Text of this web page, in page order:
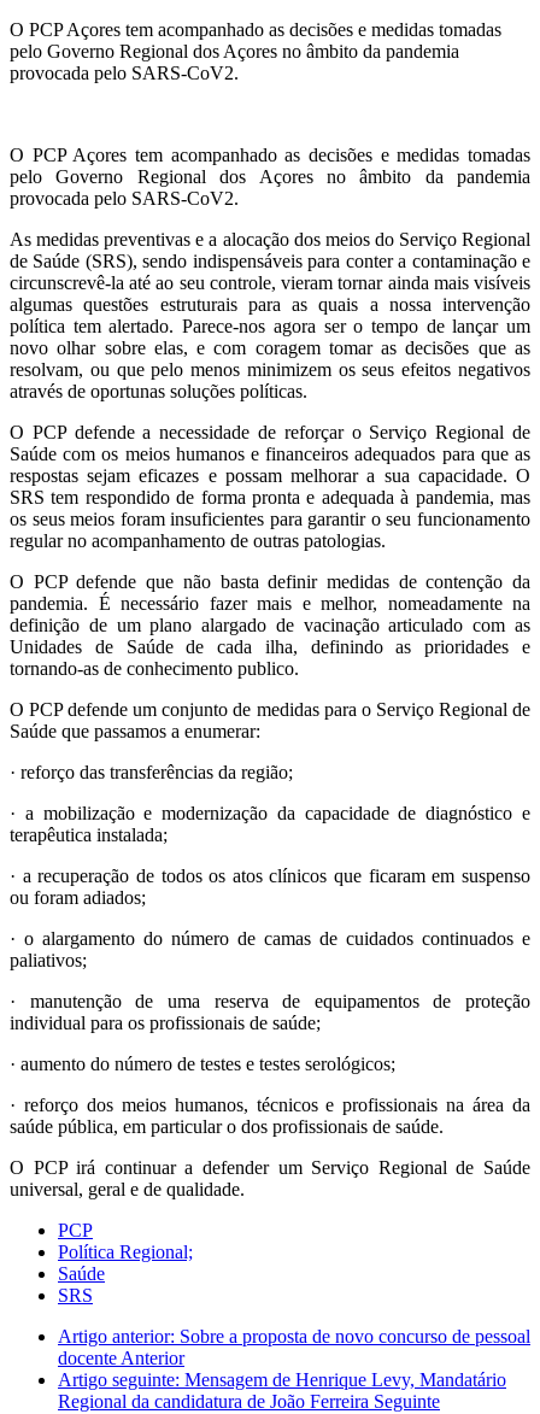
O PCP Açores tem acompanhado as decisões e medidas tomadas
pelo Governo Regional dos Açores no âmbito da pandemia
provocada pelo SARS-CoV2.
O PCP Açores tem acompanhado as decisões e medidas tomadas
pelo Governo Regional dos Açores no âmbito da pandemia
provocada pelo SARS-CoV2.
As medidas preventivas e a alocação dos meios do Serviço Regional
de Saúde (SRS), sendo indispensáveis para conter a contaminação e
circunscrevê-la até ao seu controle, vieram tornar ainda mais visíveis
algumas questões estruturais para as quais a nossa intervenção
política tem alertado. Parece-nos agora ser o tempo de lançar um
novo olhar sobre elas, e com coragem tomar as decisões que as
resolvam, ou que pelo menos minimizem os seus efeitos negativos
através de oportunas soluções políticas.
O PCP defende a necessidade de reforçar o Serviço Regional de
Saúde com os meios humanos e financeiros adequados para que as
respostas sejam eficazes e possam melhorar a sua capacidade. O
SRS tem respondido de forma pronta e adequada à pandemia, mas
os seus meios foram insuficientes para garantir o seu funcionamento
regular no acompanhamento de outras patologias.
O PCP defende que não basta definir medidas de contenção da
pandemia. É necessário fazer mais e melhor, nomeadamente na
definição de um plano alargado de vacinação articulado com as
Unidades de Saúde de cada ilha, definindo as prioridades e
tornando-as de conhecimento publico.
O PCP defende um conjunto de medidas para o Serviço Regional de
Saúde que passamos a enumerar:
· reforço das transferências da região;
· a mobilização e modernização da capacidade de diagnóstico e
terapêutica instalada;
· a recuperação de todos os atos clínicos que ficaram em suspenso
ou foram adiados;
· o alargamento do número de camas de cuidados continuados e
paliativos;
· manutenção de uma reserva de equipamentos de proteção
individual para os profissionais de saúde;
· aumento do número de testes e testes serológicos;
· reforço dos meios humanos, técnicos e profissionais na área da
saúde pública, em particular o dos profissionais de saúde.
O PCP irá continuar a defender um Serviço Regional de Saúde
universal, geral e de qualidade.
PCP
Política Regional;
Saúde
SRS
Artigo anterior: Sobre a proposta de novo concurso de pessoal
docenteAnterior
Artigo seguinte: Mensagem de Henrique Levy, Mandatário
Regional da candidatura de João Ferreira Seguinte